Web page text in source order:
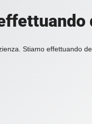
Stiamo effettuando